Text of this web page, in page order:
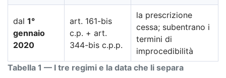
Tabella 1 — I tre regimi e la data che li separa
dal 1°
gennaio
2020
art. 161-bis
c.p. + art.
344-bis c.p.p.
la prescrizione
cessa; subentrano i
termini di
improcedibilità